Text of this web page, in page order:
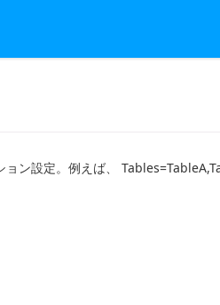
ン設定。例えば、